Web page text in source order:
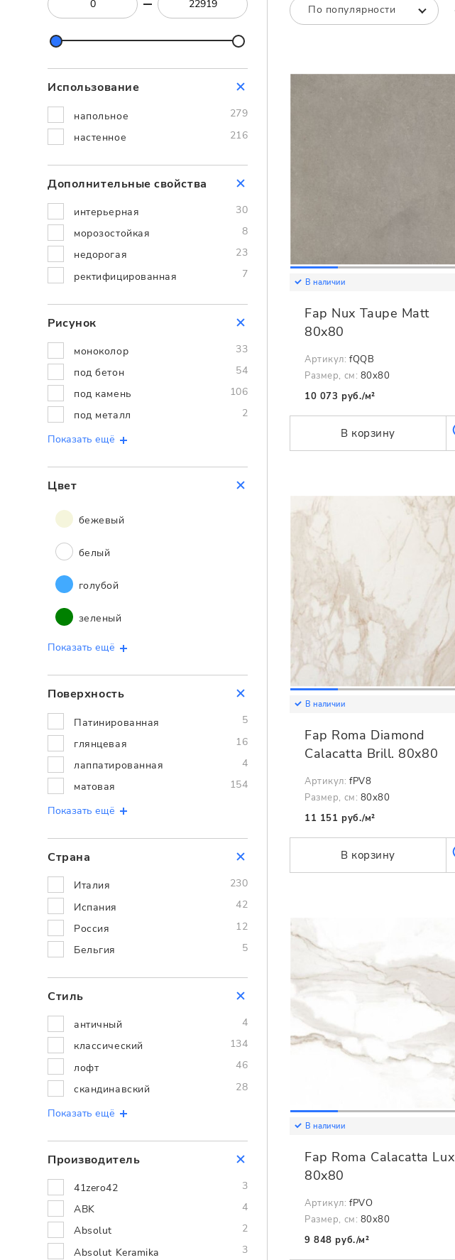
Для кухни
Все
Посмотреть всю керамическую плитку
Все
Посмотреть всю мозаику
Использование
напольное
279
настенное
216
Дополнительные cвойства
интерьерная
30
морозостойкая
8
недорогая
23
ректифицированная
7
Рисунок
моноколор
33
под бетон
54
под камень
106
под металл
2
Показать ещё
Цвет
бежевый
белый
голубой
зеленый
Показать ещё
Поверхность
Патинированная
5
глянцевая
16
лаппатированная
4
матовая
154
Показать ещё
Страна
Италия
230
Испания
42
Россия
12
Бельгия
5
Стиль
античный
4
классический
134
лофт
46
скандинавский
28
Показать ещё
Производитель
41zero42
3
ABK
4
Absolut
2
Absolut Keramika
3
По популярности
В наличии
Fap Nux Taupe Matt
80x80
Артикул: fQQB
Размер, см: 80x80
10 073 руб./м²
В корзину
В наличии
Fap Roma Diamond
Calacatta Brill. 80x80
Артикул: fPV8
Размер, см: 80x80
11 151 руб./м²
В корзину
В наличии
Fap Roma Calacatta Lux
80x80
Артикул: fPVO
Размер, см: 80x80
9 848 руб./м²